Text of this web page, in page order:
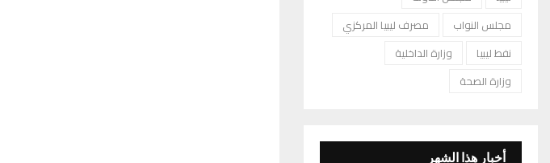
مجلس النواب
مصرف ليبيا المركزي
نفط ليبيا
وزارة الداخلية
وزارة الصحة
أخبار هذا الشهر